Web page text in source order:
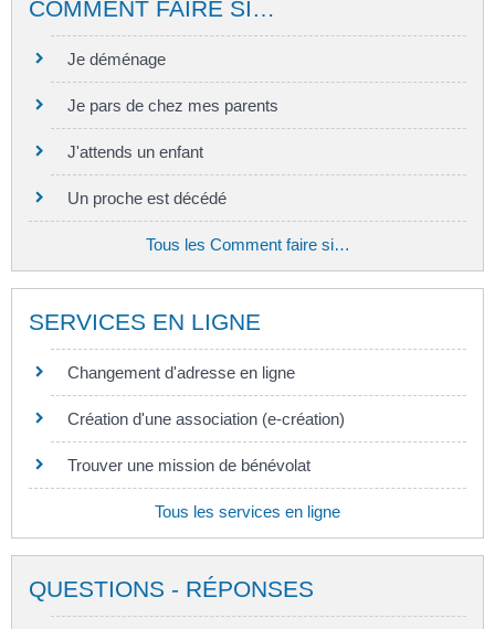
COMMENT FAIRE SI…
Je déménage
Je pars de chez mes parents
J'attends un enfant
Un proche est décédé
Tous les Comment faire si…
SERVICES EN LIGNE
Changement d'adresse en ligne
Création d'une association (e-création)
Trouver une mission de bénévolat
Tous les services en ligne
QUESTIONS - RÉPONSES